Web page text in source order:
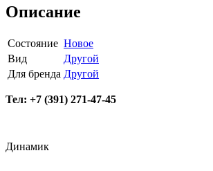
Описание
Состояние Новое
Вид
Другой
Для бренда Другой
Тел: +7 (391) 271-47-45
Динамик